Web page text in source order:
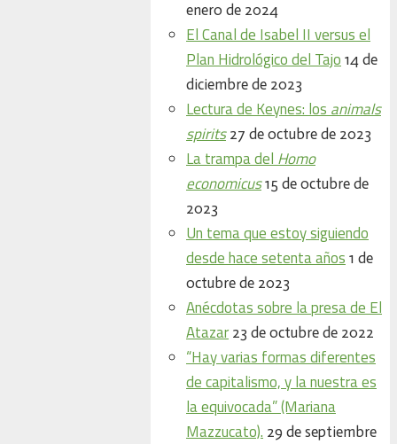
enero de 2024
El Canal de Isabel II versus el
Plan Hidrológico del Tajo 14 de
diciembre de 2023
Lectura de Keynes: los animals
spirits 27 de octubre de 2023
La trampa del Homo
economicus 15 de octubre de
2023
Un tema que estoy siguiendo
desde hace setenta años 1 de
octubre de 2023
Anécdotas sobre la presa de El
Atazar 23 de octubre de 2022
“Hay varias formas diferentes
de capitalismo, y la nuestra es
la equivocada” (Mariana
Mazzucato). 29 de septiembre